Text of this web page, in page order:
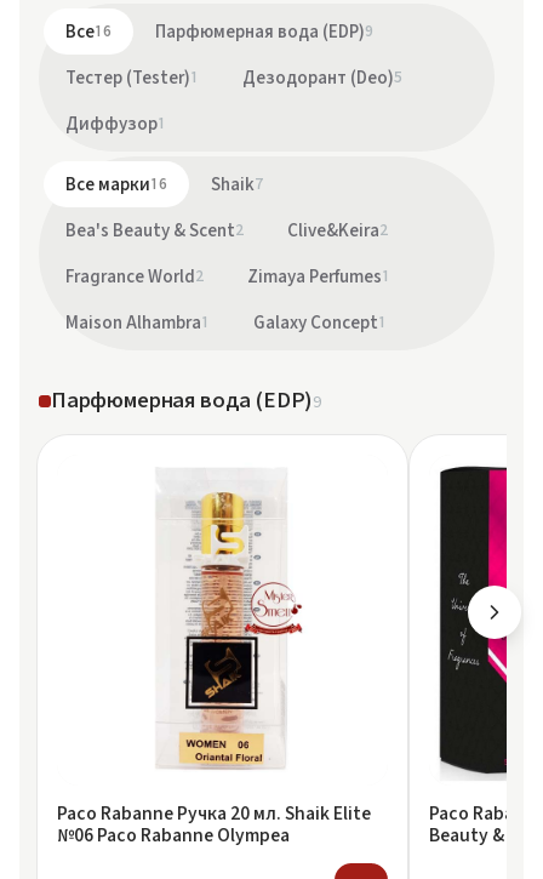
Все16 Парфюмерная вода (EDP)9
Тестер (Tester)1 Дезодорант (Deo)5
Диффузор1
Все марки16 Shaik7
Bea's Beauty & Scent2 Clive&Keira2
Fragrance World 2 Zimaya Perfumes1
Maison Alhambra1 Galaxy Concept1
Парфюмерная вода (EDP)9
Paco Rabanne Ручка 20 мл. Shaik Elite
№06 Paco Rabanne Olympea
Paco
Beauty &